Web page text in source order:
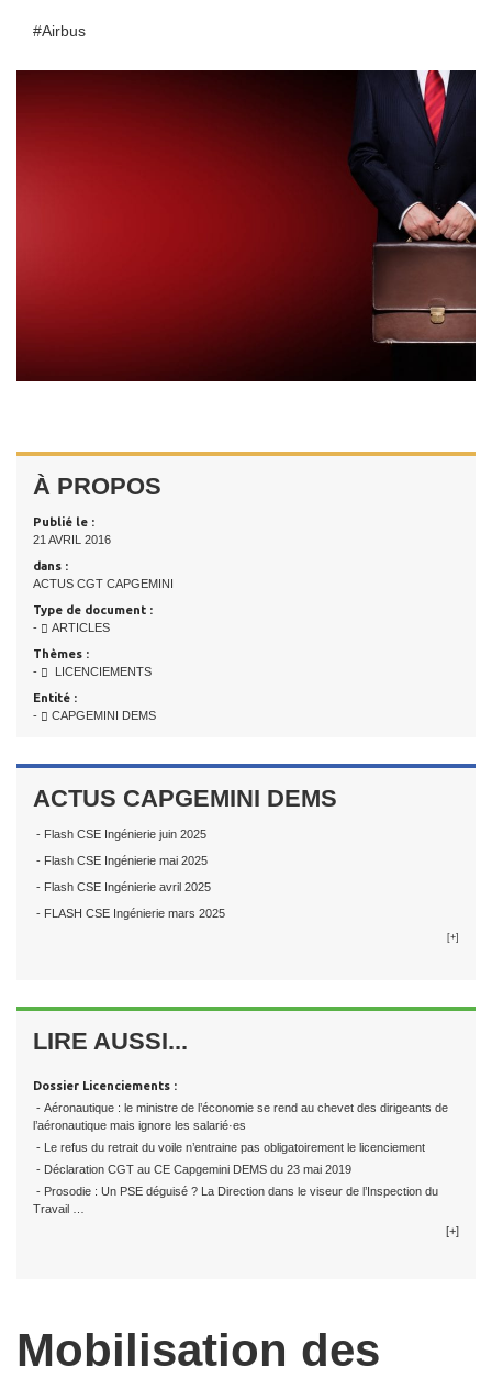
#airbus
À PROPOS
Publié le :
21 AVRIL 2016
dans :
ACTUS CGT CAPGEMINI
Type de document :
-
ARTICLES
Thèmes :
-
LICENCIEMENTS
Entité :
-
CAPGEMINI DEMS
ACTUS CAPGEMINI DEMS
- Flash CSE Ingénierie juin 2025
- Flash CSE Ingénierie mai 2025
- Flash CSE Ingénierie avril 2025
- FLASH CSE Ingénierie mars 2025
[+]
LIRE AUSSI...
Dossier Licenciements :
- Aéronautique : le ministre de l’économie se rend au chevet des dirigeants de
l’aéronautique mais ignore les salarié·es
- Le refus du retrait du voile n’entraine pas obligatoirement le licenciement
- Déclaration CGT au CE Capgemini DEMS du 23 mai 2019
- Prosodie : Un PSE déguisé ? La Direction dans le viseur de l’Inspection du
Travail …
[+]
Mobilisation des